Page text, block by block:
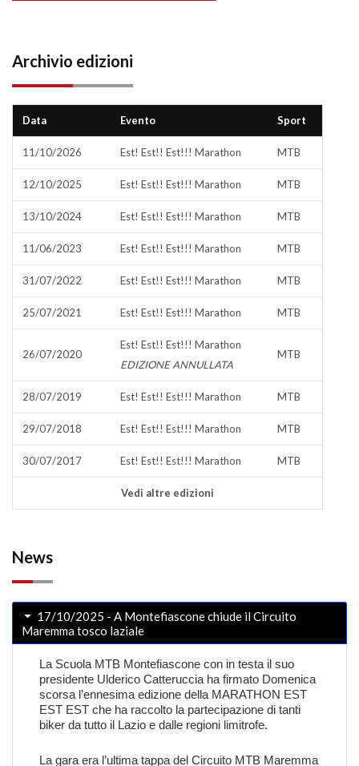
Archivio edizioni
Data Evento Sport
11/10/2026 Est! Est!! Est!!! Marathon MTB
12/10/2025 Est! Est!! Est!!! Marathon MTB
13/10/2024 Est! Est!! Est!!! Marathon MTB
11/06/2023 Est! Est!! Est!!! Marathon MTB
31/07/2022 Est! Est!! Est!!! Marathon MTB
25/07/2021 Est! Est!! Est!!! Marathon MTB
26/07/2020
Est! Est!! Est!!! Marathon
EDIZIONE ANNULLATA
MTB
28/07/2019 Est! Est!! Est!!! Marathon MTB
29/07/2018 Est! Est!! Est!!! Marathon MTB
30/07/2017 Est! Est!! Est!!! Marathon MTB
Vedi altre edizioni
News
17/10/2025 - A Montefiascone chiude il Circuito
Maremma tosco laziale
La Scuola MTB Montefiascone con in testa il suo
presidente Ulderico Catteruccia ha firmato Domenica
scorsa l’ennesima edizione della MARATHON EST
EST EST che ha raccolto la partecipazione di tanti
biker da tutto il Lazio e dalle regioni limitrofe.
La gara era l’ultima tappa del Circuito MTB Maremma